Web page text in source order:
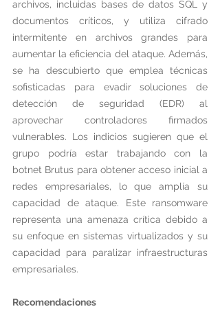
archivos, incluidas bases de datos SQL y
documentos críticos, y utiliza cifrado
intermitente en archivos grandes para
aumentar la eficiencia del ataque. Además,
se ha descubierto que emplea técnicas
sofisticadas para evadir soluciones de
detección de seguridad (EDR) al
aprovechar controladores firmados
vulnerables. Los indicios sugieren que el
grupo podría estar trabajando con la
botnet Brutus para obtener acceso inicial a
redes empresariales, lo que amplía su
capacidad de ataque. Este ransomware
representa una amenaza crítica debido a
su enfoque en sistemas virtualizados y su
capacidad para paralizar infraestructuras
empresariales.
Recomendaciones